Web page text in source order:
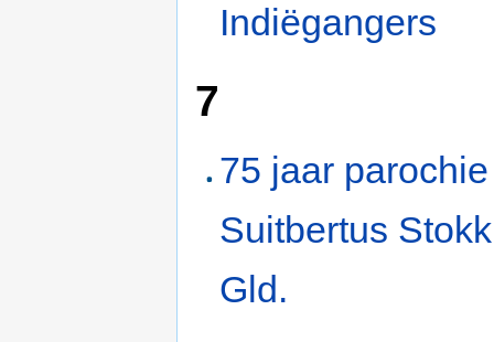
Indiëgangers
7
75 jaar
Suitbertus
Gld.